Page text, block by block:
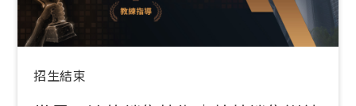
招生結束